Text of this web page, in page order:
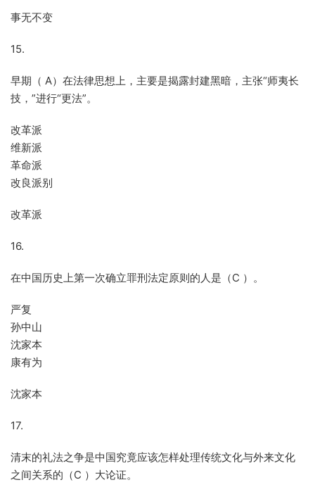
事无不变
15.
早期（ A）在法律思想上，主要是揭露封建黑暗，主张“师夷长
技，”进行“更法”。
改革派
维新派
革命派
改良派别
改革派
16.
在中国历史上第一次确立罪刑法定原则的人是（C ）。
严复
孙中山
沈家本
康有为
沈家本
17.
清末的礼法之争是中国究竟应该怎样处理传统文化与外来文化
之间关系的（C ）大论证。